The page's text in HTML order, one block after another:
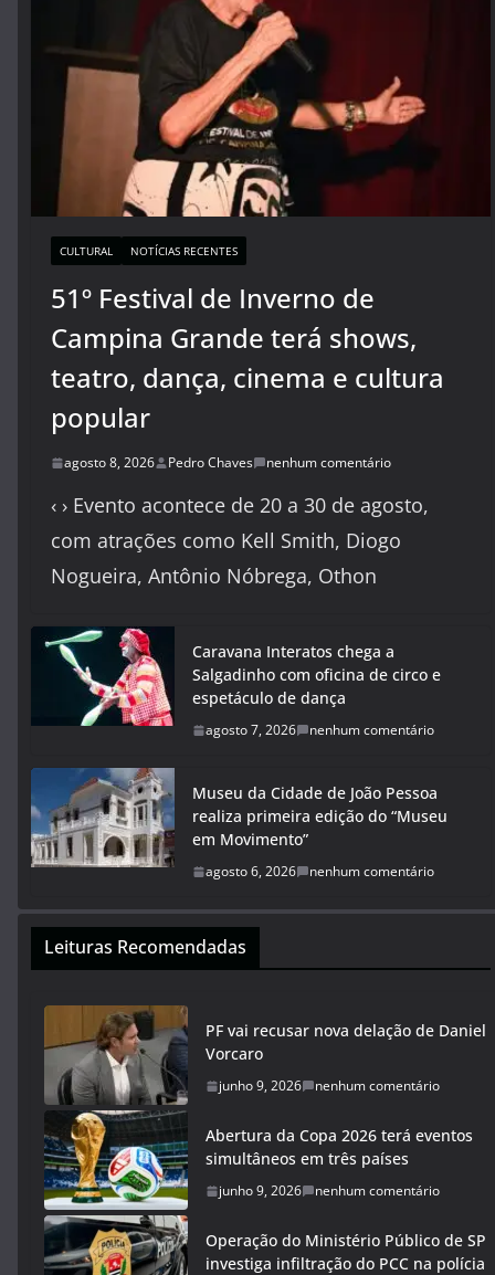
CULTURAL NOTÍCIAS RECENTES
51º Festival de Inverno de
Campina Grande terá shows,
teatro, dança, cinema e cultura
popular
agosto 8, 2026 Pedro Chaves nenhum comentário
‹ › Evento acontece de 20 a 30 de agosto,
com atrações como Kell Smith, Diogo
Nogueira, Antônio Nóbrega, Othon
Caravana Interatos chega a
Salgadinho com oficina de circo e
espetáculo de dança
agosto 7, 2026 nenhum comentário
Museu da Cidade de João Pessoa
realiza primeira edição do “Museu
em Movimento”
agosto 6, 2026 nenhum comentário
Leituras Recomendadas
PF vai recusar nova delação de Daniel
Vorcaro
junho 9, 2026 nenhum comentário
Abertura da Copa 2026 terá eventos
simultâneos em três países
junho 9, 2026 nenhum comentário
Operação do Ministério Público de SP
investiga infiltração do PCC na polícia